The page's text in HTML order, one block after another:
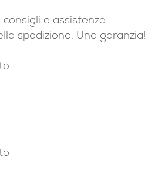
e assistenza
spedizione. Una garanzia!